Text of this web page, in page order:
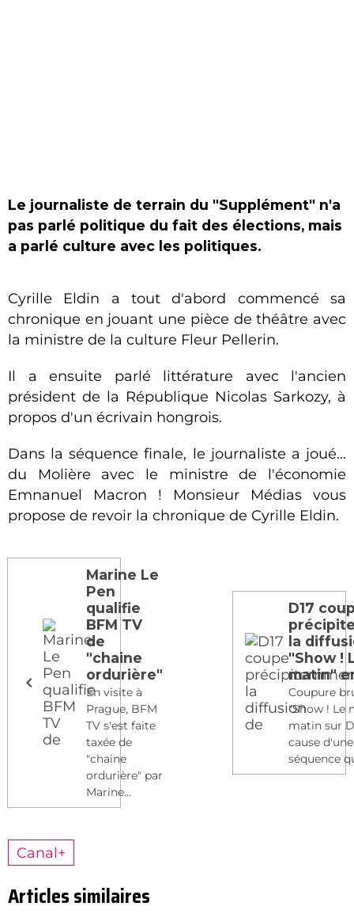
Le journaliste de terrain du "Supplément" n'a
pas parlé politique du fait des élections, mais
a parlé culture avec les politiques.
Cyrille Eldin a tout d'abord commencé sa
chronique en jouant une pièce de théâtre avec
la ministre de la culture Fleur Pellerin.
Il a ensuite parlé littérature avec l'ancien
président de la République Nicolas Sarkozy, à
propos d'un écrivain hongrois.
Dans la séquence finale, le journaliste a joué...
du Molière avec le ministre de l'économie
Emnanuel Macron ! Monsieur Médias vous
propose de revoir la chronique de Cyrille Eldin.
Marine Le
Pen
qualifie
BFM TV
de
"chaine
ordurière"
En visite à
Prague, BFM
TV s'est faite
taxée de
"chaine
ordurière" par
Marine...
D17
la
"Show !
matin"
Coupure
"Show ! Le
matin sur
cause d'une
séquence
Canal+
Articles similaires